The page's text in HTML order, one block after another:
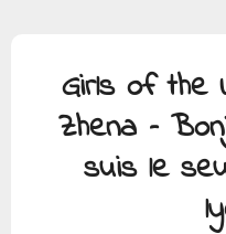
Girls of the
Zhena –
suis le